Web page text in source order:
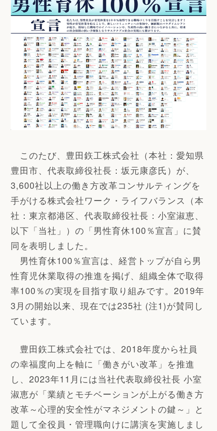
このたび、豊田鉃工株式会社（本社：愛知県
豊田市、代表取締役社長：坂元康彦氏）が、
3,600社以上の働き方改革コンサルティングを
手がける株式会社ワーク・ライフバランス（本
社：東京都港区、代表取締役社長：小室淑恵、
以下「当社」）の「男性育休100％宣言」に賛
同を表明しました。
男性育休100％宣言は、経営トップが自ら男
性育児休業取得の推進を掲げ、組織全体で取得
率100％の実現を目指す取り組みです。2019年
3月の開始以来、現在では235社 (注1)が賛同し
ています。
豊田鉃工株式会社では、2018年度から社員
の幸福度向上を軸に「働きがい改革」を推進
し、2023年11月には当社代表取締役社長 小室
淑恵が「業績とモチベーションが上がる働き方
改革～心理的安全性がマネジメントの鍵～」と
題して全役員・管理職向けに講演を実施しまし